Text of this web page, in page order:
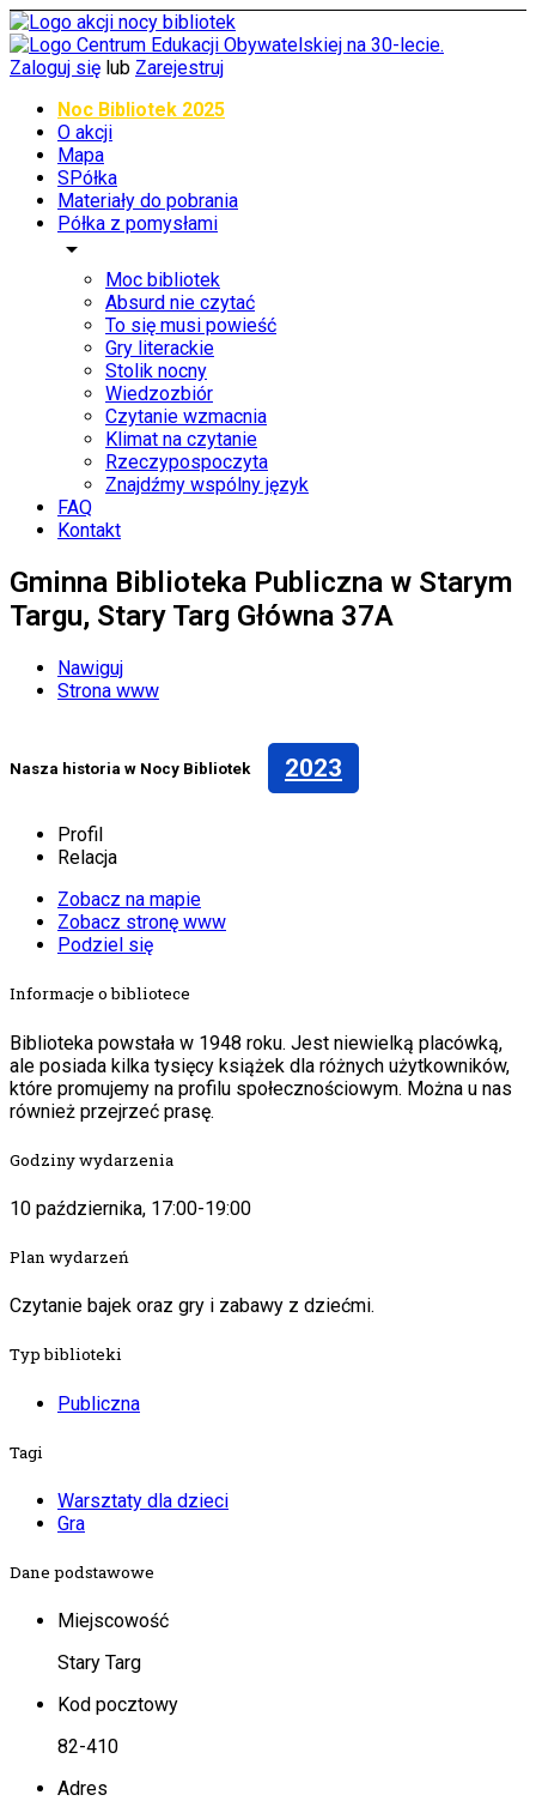
Zaloguj się lub Zarejestruj
Noc Bibliotek 2025
O akcji
Mapa
SPółka
Materiały do pobrania
Półka z pomysłami
arrow_drop_down
Moc bibliotek
Absurd nie czytać
To się musi powieść
Gry literackie
Stolik nocny
Wiedzozbiór
Czytanie wzmacnia
Klimat na czytanie
Rzeczypospoczyta
Znajdźmy wspólny język
FAQ
Kontakt
Gminna Biblioteka Publiczna w Starym
Targu, Stary Targ Główna 37A
Nawiguj
Strona www
Nasza historia w Nocy Bibliotek 2023
Profil
Relacja
Zobacz na mapie
Zobacz stronę www
Podziel się
Informacje o bibliotece
Biblioteka powstała w 1948 roku. Jest niewielką placówką,
ale posiada kilka tysięcy książek dla różnych użytkowników,
które promujemy na profilu społecznościowym. Można u nas
również przejrzeć prasę.
Godziny wydarzenia
10 października, 17:00-19:00
Plan wydarzeń
Czytanie bajek oraz gry i zabawy z dziećmi.
Typ biblioteki
Publiczna
Tagi
Warsztaty dla dzieci
Gra
Dane podstawowe
Miejscowość
Stary Targ
Kod pocztowy
82-410
Adres